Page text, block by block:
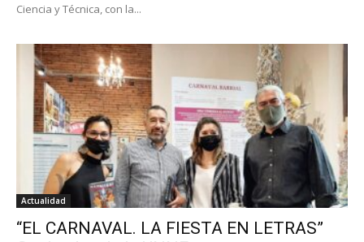
Ciencia y Técnica, con la...
Actualidad
“EL CARNAVAL. LA FIESTA EN LETRAS”